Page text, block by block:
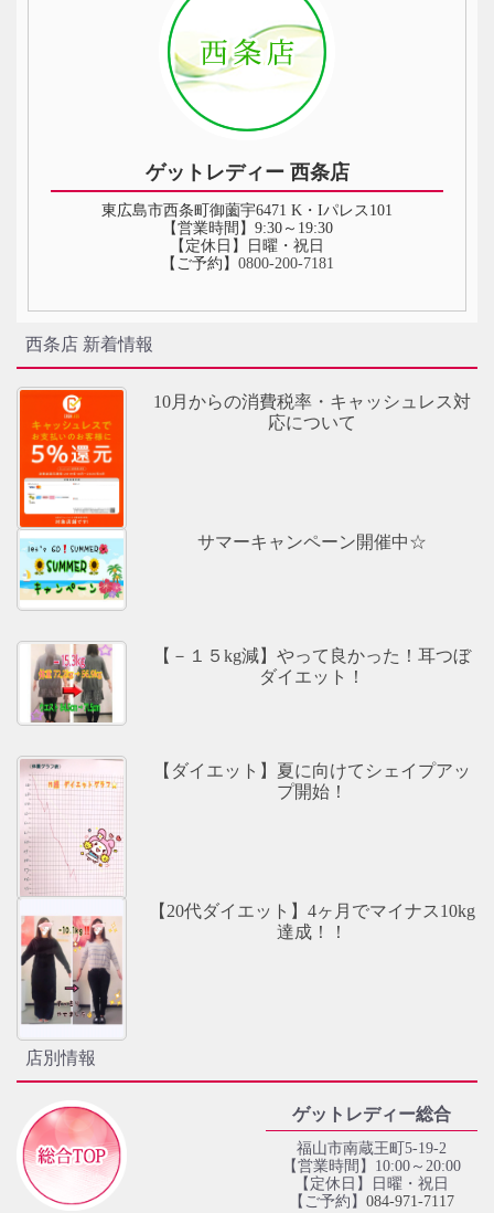
ゲットレディー 西条店
東広島市西条町御薗宇6471 K・Iパレス101
【営業時間】9:30～19:30
【定休日】日曜・祝日
【ご予約】 0800-200-7181
西条店 新着情報
10月からの消費税率・キャッシュレス対
応について
サマーキャンペーン開催中☆
【－１５kg減】やって良かった！耳つぼ
ダイエット！
【ダイエット】夏に向けてシェイプアッ
プ開始！
【20代ダイエット】4ヶ月でマイナス10kg
達成！！
店別情報
ゲットレディー総合
福山市南蔵王町5-19-2
【営業時間】10:00～20:00
【定休日】日曜・祝日
【ご予約】 084‐971‐7117